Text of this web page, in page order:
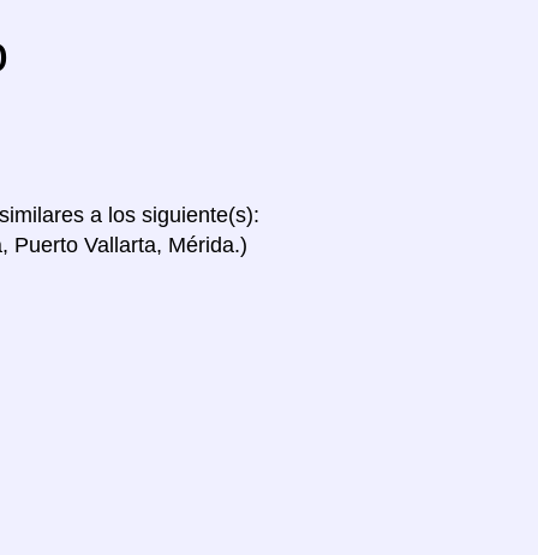
a los siguiente(s):
Puerto Vallarta, Mérida.)